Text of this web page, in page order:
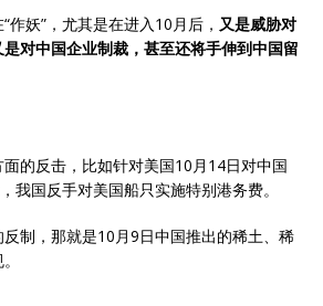
作妖”，尤其是在进入10月后， 又是威胁对
对中国企业制裁，甚至还将手伸到中国留
的反击，比如针对美国10月14日对中国
我国反手对美国船只实施特别港务费。
制，那就是10月9日中国推出的稀土、稀